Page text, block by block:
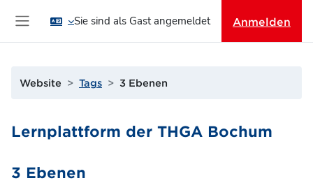
Sie sind als Gast angemeldet Anmelden
Website Tags 3 Ebenen
Lernplattform der THGA Bochum
3 Ebenen